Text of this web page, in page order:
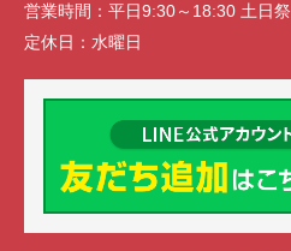
営業時間： 平日9:30～18:30 土日
定休日： 水曜日